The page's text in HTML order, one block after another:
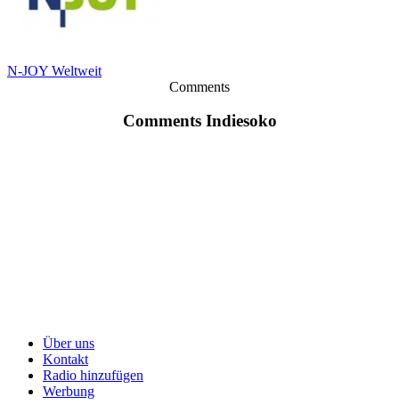
N-JOY Weltweit
Comments
Comments Indiesoko
Über uns
Kontakt
Radio hinzufügen
Werbung